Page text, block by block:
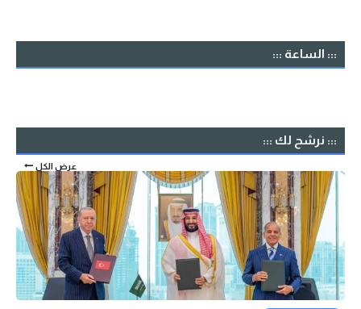
::: الساعة :::
::: نرشح لك :::
عرض الكل